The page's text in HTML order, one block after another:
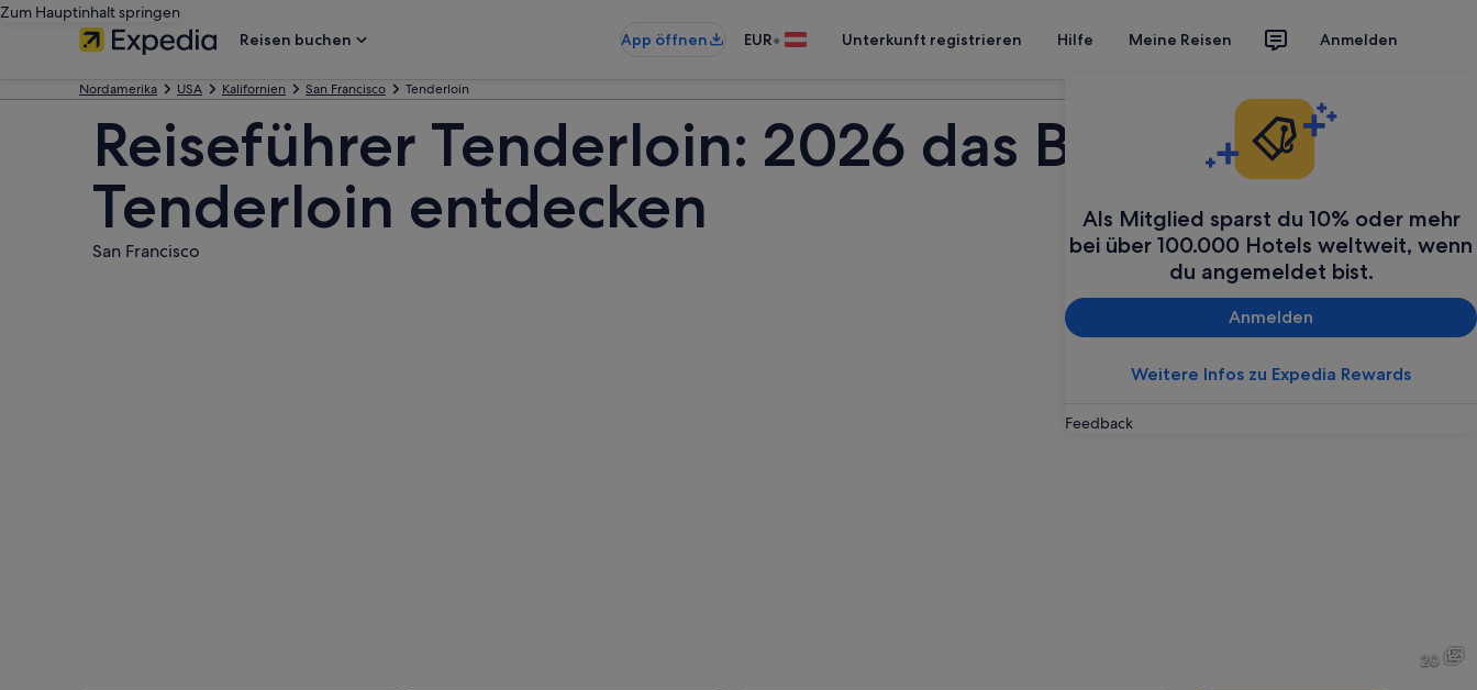
Zum Hauptinhalt springen
Reisen buchen
App öffnen EUR• Unterkunft registrieren Hilfe Meine Reisen Anmelden
Als Mitglied sparst du 10% oder mehr
bei über 100.000 Hotels weltweit, wenn
du angemeldet bist.
Anmelden
Weitere Infos zu Expedia Rewards
Feedback
Nordamerika USA Kalifornien San Francisco Tenderloin
Reiseführer Tenderloin: 2026 das Beste in
Tenderloin entdecken
San Francisco
20